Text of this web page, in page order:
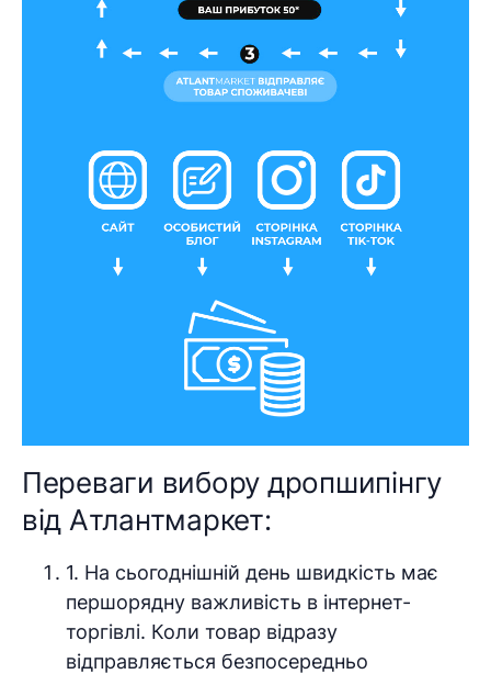
Переваги вибору дропшипінгу
від Атлантмаркет:
1. На сьогоднішній день швидкість має
першорядну важливість в інтернет-
торгівлі. Коли товар відразу
відправляється безпосередньо